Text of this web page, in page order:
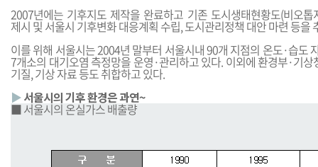
2007년에는 기후지도 제작을 완료하고 기존 도시생태현황도(비오
제시 및 서울시 기후변화 대응계획 수립, 도시관리정책 대안 마련 등을
이를 위해 서울시는 2004년 말부터 서울시내 90개 지점의 온도·습도
7개소의 대기오염 측정망을 운영·관리하고 있다. 이외에 환경부·기
기질, 기상 자료 등도 취합하고 있다.
▶서울시의 기후 환경은 과연~
■ 서울시의 온실가스 배출량